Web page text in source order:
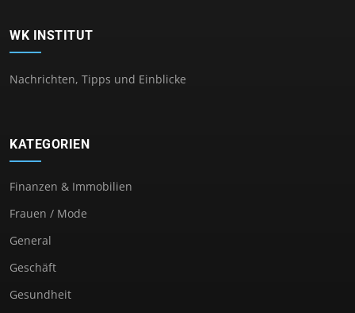
WK INSTITUT
Nachrichten, Tipps und Einblicke
KATEGORIEN
Finanzen & Immobilien
Frauen / Mode
General
Geschäft
Gesundheit